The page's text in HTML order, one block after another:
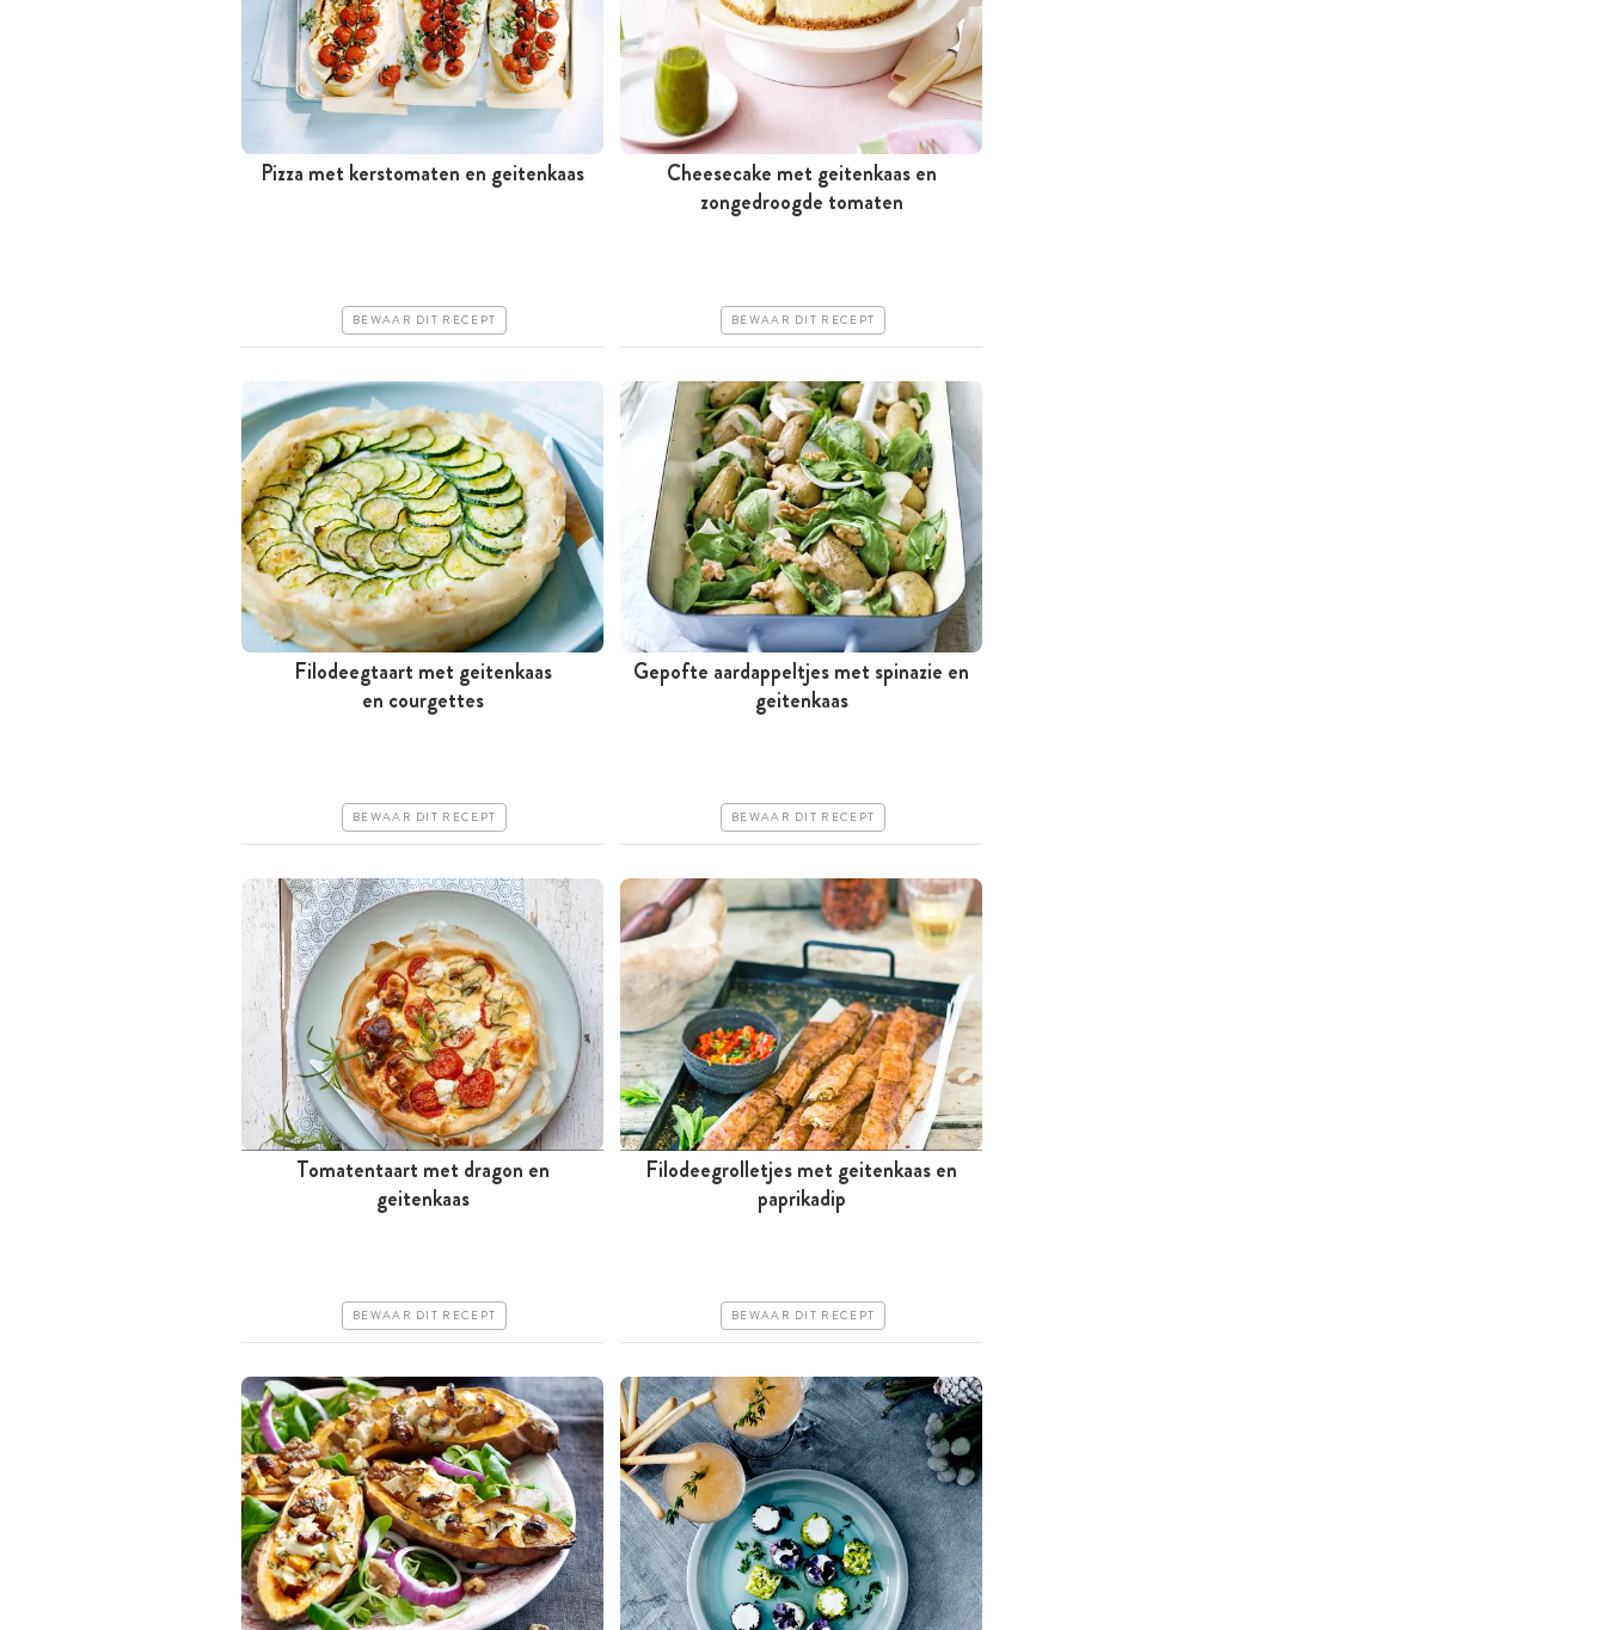
Pizza met kerstomaten en geitenkaas
BEWAAR DIT RECEPT
Tussen 30 minuten en 1 uur
Cheesecake met geitenkaas en
zongedroogde tomaten
BEWAAR DIT RECEPT
Minder dan 30 minuten
Filodeegtaart met geitenkaas
en courgettes
BEWAAR DIT RECEPT
Meer dan 1 uur
Gepofte aardappeltjes met spinazie en
geitenkaas
BEWAAR DIT RECEPT
Minder dan 30 minuten
Tomatentaart met dragon en
geitenkaas
BEWAAR DIT RECEPT
Tussen 30 minuten en 1 uur
Filodeegrolletjes met geitenkaas en
paprikadip
BEWAAR DIT RECEPT